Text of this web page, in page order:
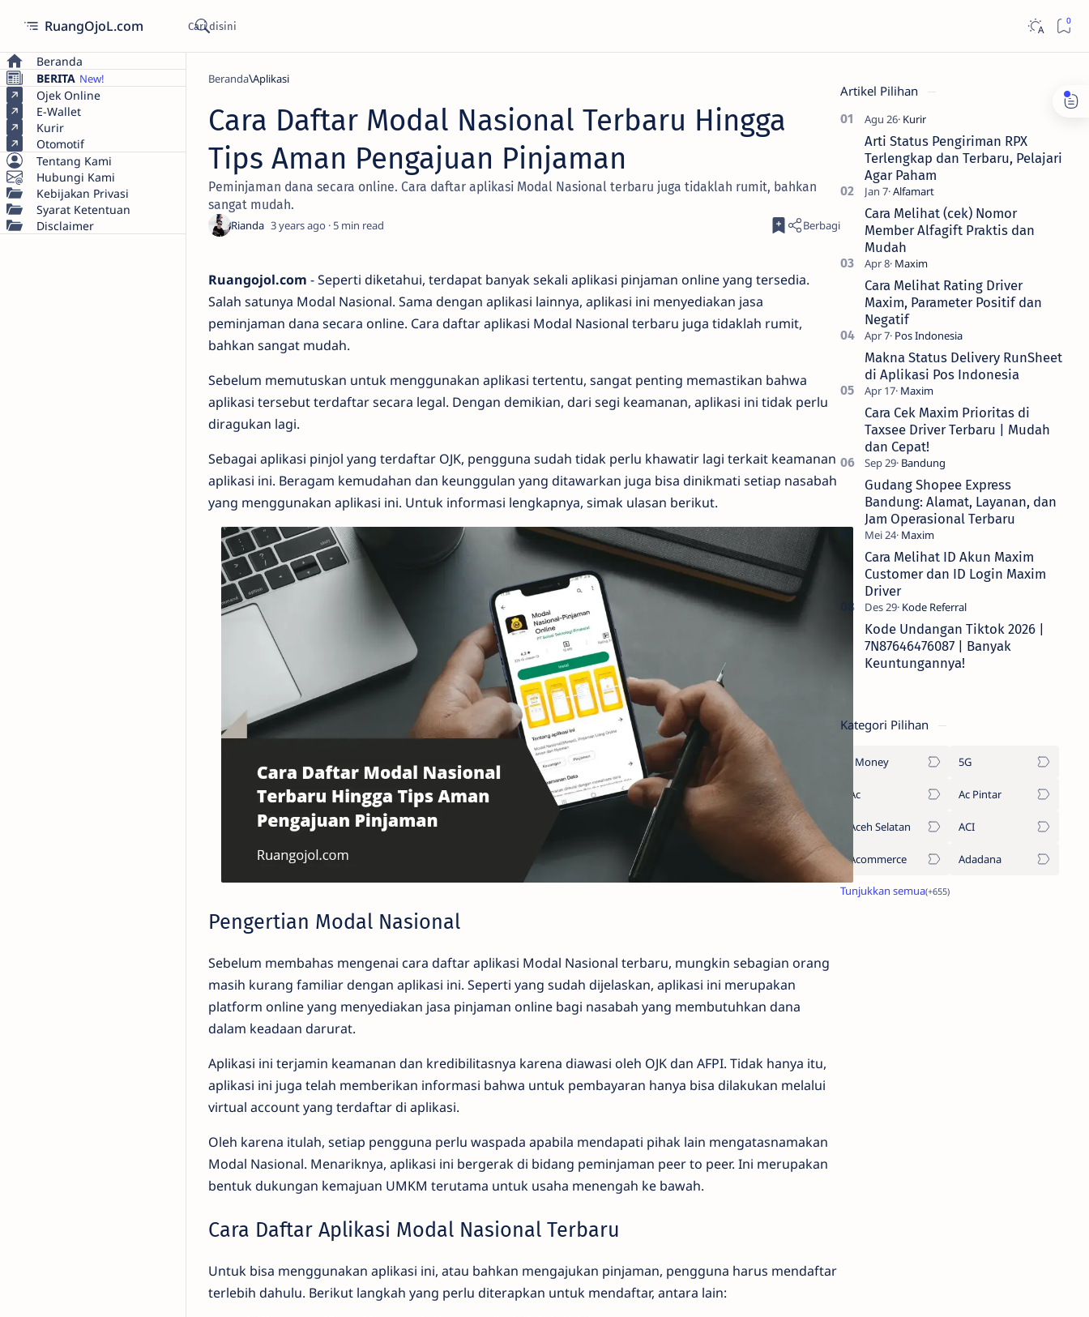
RuangOjoL.com
Beranda
BERITA
Ojek Online
E-Wallet
Kurir
Otomotif
Tentang Kami
Hubungi Kami
Kebijakan Privasi
Syarat Ketentuan
Disclaimer
Beranda Aplikasi
Cara Daftar Modal Nasional Terbaru Hingga
Tips Aman Pengajuan Pinjaman
Peminjaman dana secara online. Cara daftar aplikasi Modal Nasional terbaru juga tidaklah rumit, bahkan
sangat mudah.
3 years ago 5
Ruangojol.com - Seperti diketahui, terdapat banyak sekali aplikasi pinjaman online yang tersedia.
Salah satunya Modal Nasional. Sama dengan aplikasi lainnya, aplikasi ini menyediakan jasa
peminjaman dana secara online. Cara daftar aplikasi Modal Nasional terbaru juga tidaklah rumit,
bahkan sangat mudah.
Sebelum memutuskan untuk menggunakan aplikasi tertentu, sangat penting memastikan bahwa
aplikasi tersebut terdaftar secara legal. Dengan demikian, dari segi keamanan, aplikasi ini tidak perlu
diragukan lagi.
Sebagai aplikasi pinjol yang terdaftar OJK, pengguna sudah tidak perlu khawatir lagi terkait keamanan
aplikasi ini. Beragam kemudahan dan keunggulan yang ditawarkan juga bisa dinikmati setiap nasabah
yang menggunakan aplikasi ini. Untuk informasi lengkapnya, simak ulasan berikut.
Pengertian Modal Nasional
Sebelum membahas mengenai cara daftar aplikasi Modal Nasional terbaru, mungkin sebagian orang
masih kurang familiar dengan aplikasi ini. Seperti yang sudah dijelaskan, aplikasi ini merupakan
platform online yang menyediakan jasa pinjaman online bagi nasabah yang membutuhkan dana
dalam keadaan darurat.
Aplikasi ini terjamin keamanan dan kredibilitasnya karena diawasi oleh OJK dan AFPI. Tidak hanya itu,
aplikasi ini juga telah memberikan informasi bahwa untuk pembayaran hanya bisa dilakukan melalui
virtual account yang terdaftar di aplikasi.
Oleh karena itulah, setiap pengguna perlu waspada apabila mendapati pihak lain mengatasnamakan
Modal Nasional. Menariknya, aplikasi ini bergerak di bidang peminjaman peer to peer. Ini merupakan
bentuk dukungan kemajuan UMKM terutama untuk usaha menengah ke bawah.
Cara Daftar Aplikasi Modal Nasional Terbaru
Untuk bisa menggunakan aplikasi ini, atau bahkan mengajukan pinjaman, pengguna harus mendaftar
terlebih dahulu. Berikut langkah yang perlu diterapkan untuk mendaftar, antara lain:
Artikel Pilihan
Arti Status Pengiriman RPX
Terlengkap dan Terbaru, Pelajari
Agar Paham
Cara Melihat (cek) Nomor
Member Alfagift Praktis dan
Mudah
Cara Melihat Rating Driver
Maxim, Parameter Positif dan
Negatif
Makna Status Delivery RunSheet
di Aplikasi Pos Indonesia
Cara Cek Maxim Prioritas di
Taxsee Driver Terbaru | Mudah
dan Cepat!
Gudang Shopee Express
Bandung: Alamat, Layanan, dan
Jam Operasional Terbaru
Cara Melihat ID Akun Maxim
Customer dan ID Login Maxim
Driver
Kode Undangan Tiktok 2026 |
7N87646476087 | Banyak
Keuntungannya!
Kategori Pilihan
1Money 5G
Ac Ac Pintar
Aceh Selatan ACI
Acommerce Adadana